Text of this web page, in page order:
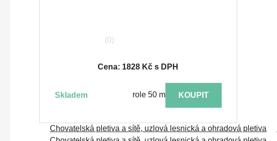
(0)
Cena: 1828 Kč s DPH
skladem role 50 m KOUPIT
Chovatelská pletiva a sítě, uzlová lesnická a ohradová pletiva